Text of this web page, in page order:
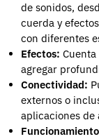
de sonidos,
cuerda y
con diferentes
Efectos:
agregar
Conectividad:
externos o
aplicaciones de